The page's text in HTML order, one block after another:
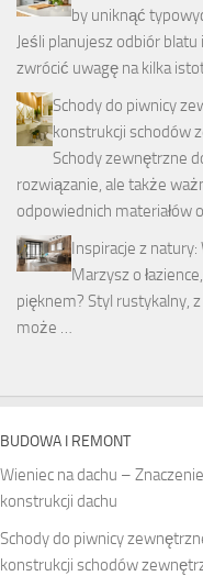
by uniknąć
Jeśli planujesz odbiór
zwrócić uwagę na kilka
Schody do piwnicy
konstrukcji schodów
Schody zewnętrzne
rozwiązanie, ale także
odpowiednich materiałów
Inspiracje z
Marzysz o
pięknem? Styl rustykalny,
może …
BUDOWA I REMONT
Wieniec na dachu –
konstrukcji dachu
Schody do piwnicy
konstrukcji schodów